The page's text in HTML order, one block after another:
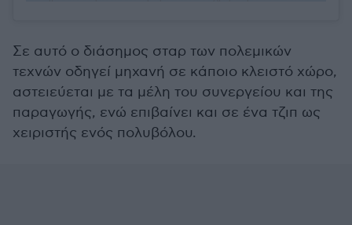
Σε αυτό ο διάσημος σταρ των πολεμικών
τεχνών οδηγεί μηχανή σε κάποιο κλειστό χώρο,
αστειεύεται με τα μέλη του συνεργείου και της
παραγωγής, ενώ επιβαίνει και σε ένα τζιπ ως
χειριστής ενός πολυβόλου.